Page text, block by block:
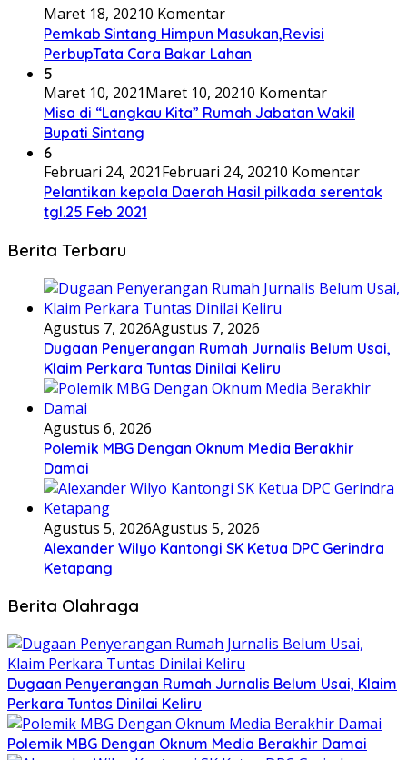
Maret 18, 20210 Komentar
Pemkab Sintang Himpun Masukan,Revisi
PerbupTata Cara Bakar Lahan
5
Maret 10, 2021Maret 10, 20210 Komentar
Misa di “Langkau Kita” Rumah Jabatan Wakil
Bupati Sintang
6
Februari 24, 2021Februari 24, 20210 Komentar
Pelantikan kepala Daerah Hasil pilkada serentak
tgl.25 Feb 2021
Berita Terbaru
Agustus 7, 2026Agustus 7, 2026
Dugaan Penyerangan Rumah Jurnalis Belum Usai,
Klaim Perkara Tuntas Dinilai Keliru
Agustus 6, 2026
Polemik MBG Dengan Oknum Media Berakhir
Damai
Agustus 5, 2026Agustus 5, 2026
Alexander Wilyo Kantongi SK Ketua DPC Gerindra
Ketapang
Berita Olahraga
Dugaan Penyerangan Rumah Jurnalis Belum Usai, Klaim
Perkara Tuntas Dinilai Keliru
Polemik MBG Dengan Oknum Media Berakhir Damai